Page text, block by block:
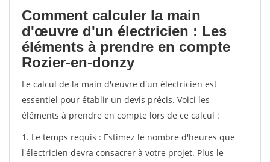
Comment calculer la main
d'œuvre d'un électricien : Les
éléments à prendre en compte
Rozier-en-donzy
Le calcul de la main d'œuvre d'un électricien est
essentiel pour établir un devis précis. Voici les
éléments à prendre en compte lors de ce calcul :
1. Le temps requis : Estimez le nombre d'heures que
l'électricien devra consacrer à votre projet. Plus le